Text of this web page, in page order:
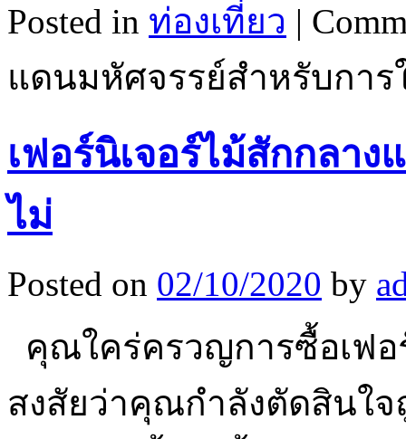
Posted in ท่องเที่ยว |
แดนมหัศจรรย์สำหรับกา
เฟอร์นิเจอร์ไม้สักกลา
ไม่
Posted on 02/10/2020 by
คุณใคร่ครวญการซื้อเฟ
สงสัยว่าคุณกำลังตัดสินใ